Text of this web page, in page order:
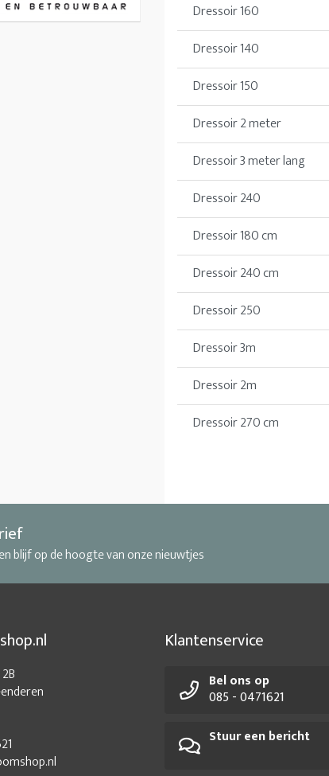
Dressoir 160
Dressoir 140
Dressoir 150
Dressoir 2 meter
Dressoir 3 meter lang
Dressoir 240
Dressoir 180 cm
Dressoir 240 cm
Dressoir 250
Dressoir 3m
Dressoir 2m
Dressoir 270 cm
blijf op de hoogte van onze nieuwtjes
Klantenservice
Bel ons op
085 - 0471621
Stuur een bericht